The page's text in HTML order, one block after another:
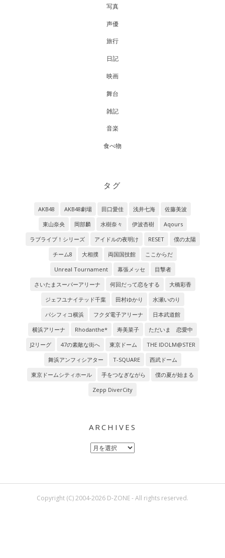
写真
声優
旅行
日記
映画
舞台
雑記
音楽
食べ物
タグ
AKB48 AKB48劇場 田口愛佳 浅井七海
佐藤美波
東山奈央
岡部麟 水樹奈々 伊波杏樹
Aqours
ラブライブ！シリーズ
アイドルの夜明け RESET
僕の太陽
チーム8
大相撲 両国国技館
ここからだ
Unreal Tournament
幕張メッセ
目撃者
さいたまスーパーアリーナ
何回だって恋をする
大橋彩香
ジェフユナイテッド千葉
田村ゆかり
水瀬いのり
パシフィコ横浜
フクダ電子アリーナ
日本武道館
横浜アリーナ
Rhodanthe* 寿美菜子
ただいま 恋愛中
J2リーグ
47の素敵な街へ 東京ドーム
THE IDOLM@STER
舞浜アンフィシアター
T-SQUARE
西武ドーム
東京ドームシティホール
手をつなぎながら
僕の夏が始まる
Zepp DiverCity
ARCHIVES
Archives
Copyright (C) 2004-2026 D-ZONE - All rights reserved.